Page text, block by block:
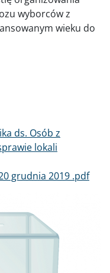
wyborców z
wieku do
ds. Osób z
lokali
grudnia 2019 .pdf